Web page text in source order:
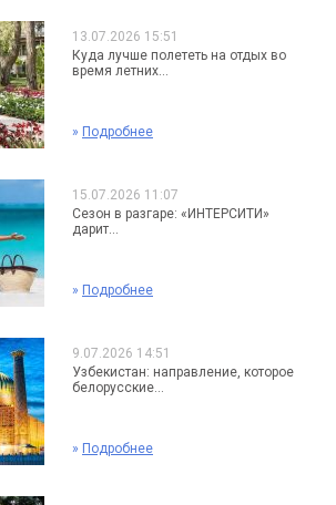
13.07.2026 15:51
Куда лучше полететь на отдых во
время летних...
» Подробнее
15.07.2026 11:07
Сезон в разгаре: «ИНТЕРСИТИ»
дарит...
» Подробнее
9.07.2026 14:51
Узбекистан: направление, которое
белорусские...
» Подробнее